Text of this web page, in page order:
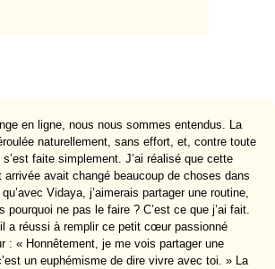
en ligne, nous nous sommes entendus. La
naturellement, sans effort, et, contre toute
faite simplement. J’ai réalisé que cette
arrivée avait changé beaucoup de choses dans
Vidaya, j’aimerais partager une routine,
pourquoi ne pas le faire ? C’est ce que j’ai fait.
a réussi à remplir ce petit cœur passionné
: « Honnêtement, je me vois partager une
un euphémisme de dire vivre avec toi. » La